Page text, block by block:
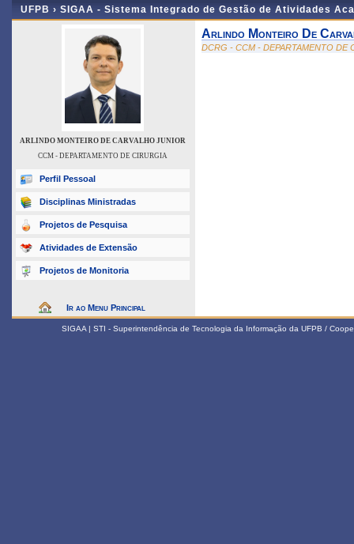
UFPB › SIGAA - Sistema Integrado de Gestão de Atividades
ARLINDO MONTEIRO DE CARVALHO JUNIOR
CCM - DEPARTAMENTO DE CIRURGIA
Perfil Pessoal
Disciplinas Ministradas
Projetos de Pesquisa
Atividades de Extensão
Projetos de Monitoria
Ir ao Menu Principal
Arlindo Monteiro De
DCRG - CCM - DEPARTAMENTO DE
SIGAA | STI - Superintendência de Tecnologia da Informação da UFPB /